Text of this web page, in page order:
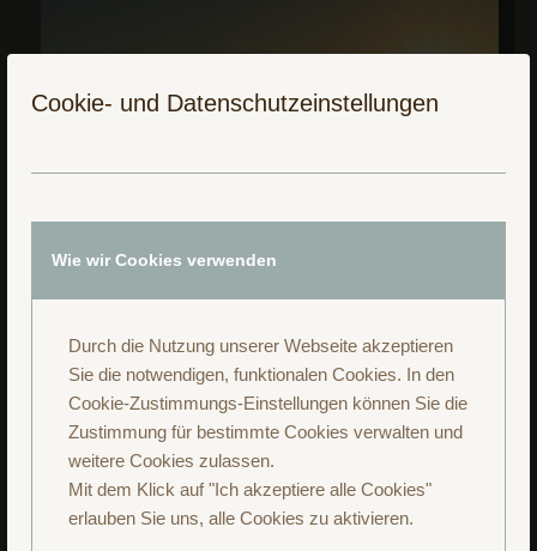
Cookie- und Datenschutzeinstellungen
Wie wir Cookies verwenden
Durch die Nutzung unserer Webseite akzeptieren
Sie die notwendigen, funktionalen Cookies. In den
Cookie-Zustimmungs-Einstellungen können Sie die
Zustimmung für bestimmte Cookies verwalten und
weitere Cookies zulassen.
Mit dem Klick auf "Ich akzeptiere alle Cookies"
erlauben Sie uns, alle Cookies zu aktivieren.